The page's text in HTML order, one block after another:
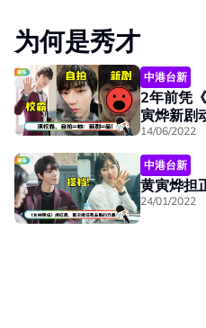
为何是秀才
中港台新
2年前凭
寅烨新剧
14/06/2022
中港台新
黄寅烨担
24/01/2022